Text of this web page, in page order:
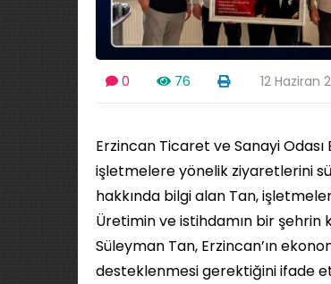
0 76 12 Haziran
Erzincan Ticaret ve Sanayi
işletmelere yönelik ziyaretlerini
hakkında bilgi alan Tan,
Üretimin ve istihdamın bir şehrin
Süleyman Tan, Erzincan’ın
desteklenmesi gerektiğini ifade